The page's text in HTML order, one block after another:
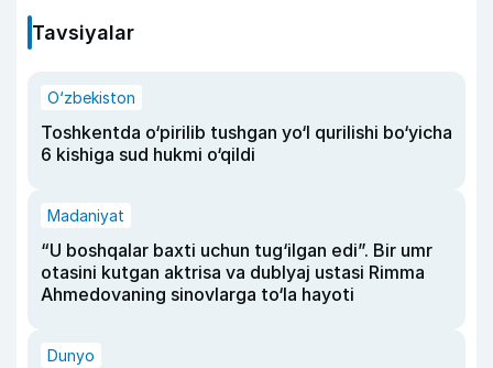
Tavsiyalar
O‘zbekiston
Toshkentda o‘pirilib tushgan yo‘l qurilishi bo‘yicha
6 kishiga sud hukmi o‘qildi
Madaniyat
“U boshqalar baxti uchun tug‘ilgan edi”. Bir umr
otasini kutgan aktrisa va dublyaj ustasi Rimma
Ahmedovaning sinovlarga to‘la hayoti
Dunyo